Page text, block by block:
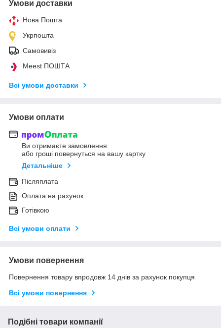
Умови доставки
Нова Пошта
Укрпошта
Самовивіз
Meest ПОШТА
Всі умови доставки
Умови оплати
Ви отримаєте замовлення
або гроші повернуться на вашу картку
Детальніше
Післяплата
Оплата на рахунок
Готівкою
Всі умови оплати
Умови повернення
Повернення товару впродовж 14 днів за рахунок покупця
Всі умови повернення
Подібні товари компанії